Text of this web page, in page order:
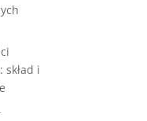
skład i